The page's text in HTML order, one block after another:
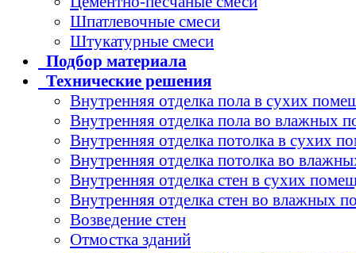
Шпатлевочные смеси
Штукатурные смеси
Подбор материала
Технические решения
Внутренняя отделка пола в сухих
Внутренняя отделка пола во влажных
Внутренняя отделка потолка в сухих
Внутренняя отделка потолка во
Внутренняя отделка стен в сухих
Внутренняя отделка стен во влажных
Возведение стен
Отмостка зданий